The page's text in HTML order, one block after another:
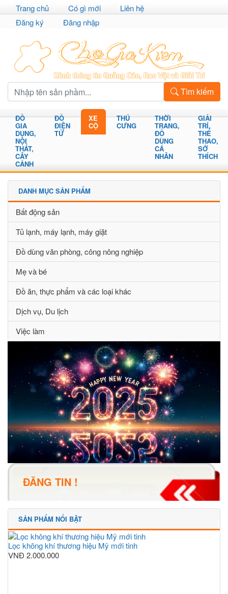
Trang chủ Có gì mới
Liên hệ
Đăng ký
Đăng nhập
Tìm kiếm
ĐỒ
GIA
DỤNG,
NỘI
THẤT,
CÂY
CẢNH
ĐỒ
ĐIỆN
TỬ
XE
CỘ
THÚ
CƯNG
THỜI
TRANG,
ĐỒ
DÙNG
CÁ
NHÂN
GIẢI
TRÍ,
THỂ
THAO,
SỞ
THÍCH
DANH MỤC SẢN PHẨM
Bất động sản
Tủ lạnh, máy lạnh, máy giặt
Đồ dùng văn phòng, công nông nghiệp
Mẹ và bé
Đồ ăn, thực phẩm và các loại khác
Dịch vụ, Du lịch
Việc làm
ĐĂNG TIN !
SẢN PHẨM NỔI BẬT
Lọc không khí thương hiệu Mỹ mới tinh
VNĐ 2.000.000